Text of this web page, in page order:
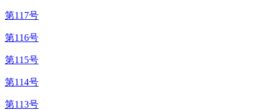
第117号
第116号
第115号
第114号
第113号